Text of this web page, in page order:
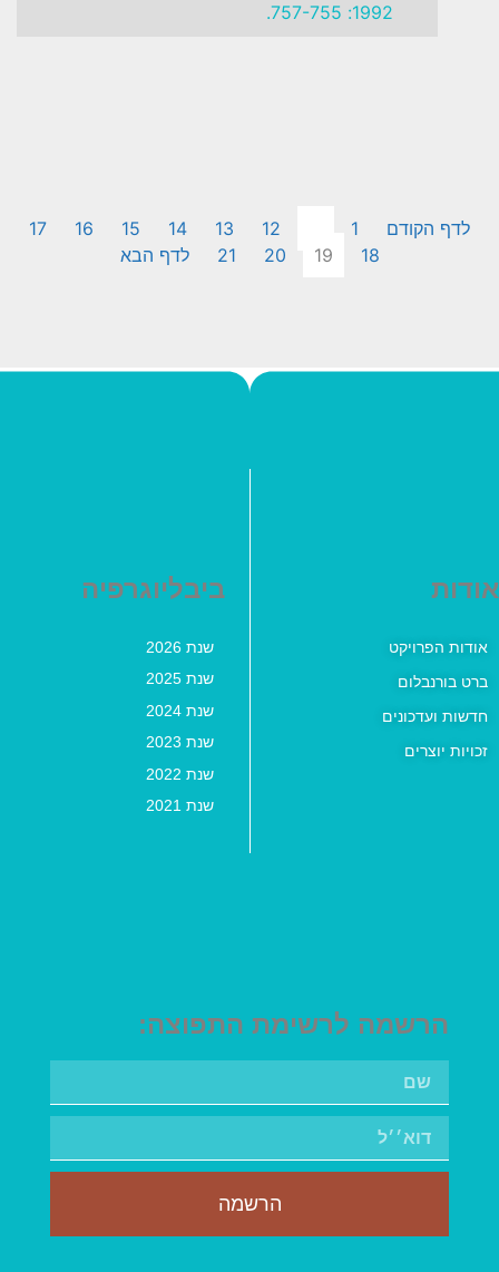
1992: 757-755.
לדף הקודם 1
12
13
14
15
16
17
18
19
20
21 לדף הבא
אודות
אודות הפרויקט
ברט בורנבלום
חדשות ועדכונים
זכויות יוצרים
ביבליוגרפיה
שנת 2026
שנת 2025
שנת 2024
שנת 2023
שנת 2022
שנת 2021
הרשמה לרשימת התפוצה:
הרשמה